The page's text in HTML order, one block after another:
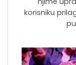
korisniku